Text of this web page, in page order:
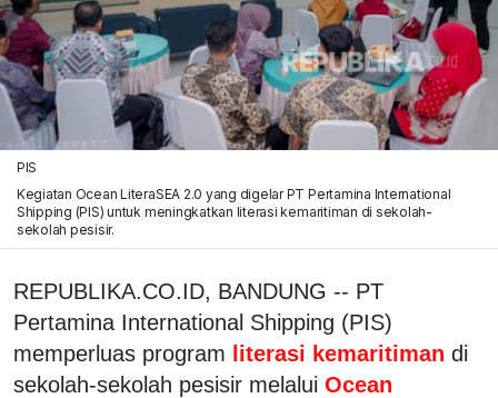
PIS
Kegiatan Ocean LiteraSEA 2.0 yang digelar PT Pertamina International
Shipping (PIS) untuk meningkatkan literasi kemaritiman di sekolah-
sekolah pesisir.
REPUBLIKA.CO.ID, BANDUNG -- PT
Pertamina International Shipping (PIS)
memperluas program literasi kemaritiman di
sekolah-sekolah pesisir melalui Ocean